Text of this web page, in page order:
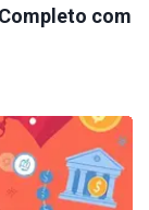
com